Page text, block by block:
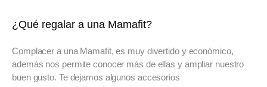
¿Qué regalar a una Mamafit?
Complacer a una Mamafit, es muy divertido y económico,
además nos permite conocer más de ellas y ampliar nuestro
buen gusto. Te dejamos algunos accesorios